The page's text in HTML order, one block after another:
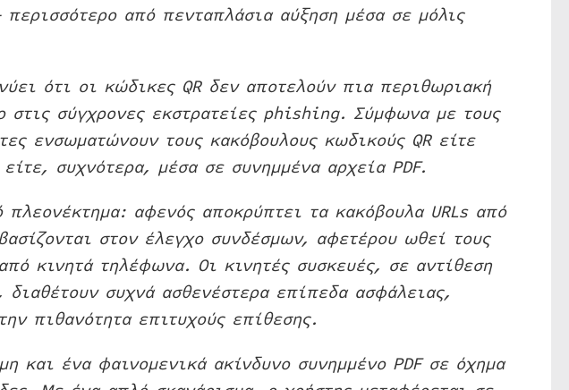
από πενταπλάσια αύξηση μέσα σε μόλις
ότι οι κώδικες QR δεν αποτελούν πια περιθωριακή
στις σύγχρονες εκστρατείες phishing. Σύμφωνα με τους
ενσωματώνουν τους κακόβουλους κωδικούς QR είτε
συχνότερα, μέσα σε συνημμένα αρχεία PDF.
αφενός αποκρύπτει τα κακόβουλα URLs από
στον έλεγχο συνδέσμων, αφετέρου ωθεί τους
κινητά τηλέφωνα. Οι κινητές συσκευές, σε αντίθεση
διαθέτουν συχνά ασθενέστερα επίπεδα ασφάλειας,
πιθανότητα επιτυχούς επίθεσης.
και ένα φαινομενικά ακίνδυνο συνημμένο PDF σε όχημα